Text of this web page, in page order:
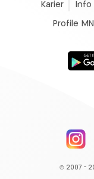
Karier Info
Profile
© 2007 -